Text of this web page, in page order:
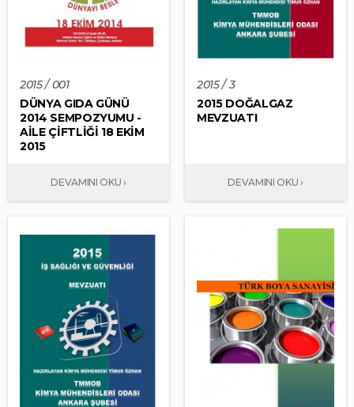
2015 / 001
DÜNYA GIDA GÜNÜ
2014 SEMPOZYUMU -
AİLE ÇİFTLİĞİ 18 EKİM
2015
2015 / 3
2015 DOĞALGAZ
MEVZUATI